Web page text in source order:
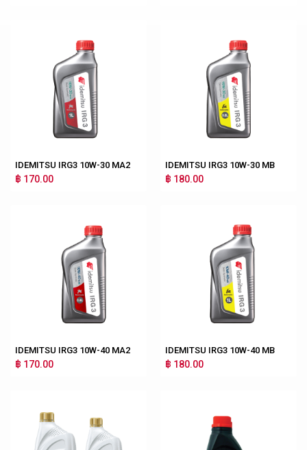
IDEMITSU IRG3 10W-30 MA2
฿ 170.00
IDEMITSU IRG3 10W-30 MB
฿ 180.00
IDEMITSU IRG3 10W-40 MA2
฿ 170.00
IDEMITSU IRG3 10W-40 MB
฿ 180.00